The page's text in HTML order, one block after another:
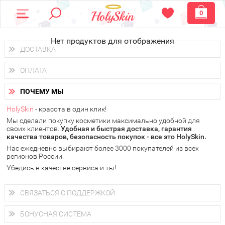
0
Нет продуктов для отображения
ДОСТАВКА
Доставка осуществляетсяпо всем городам России.
Вы можете выбрать доставку курьером, Почтой России или
получить заказ в пунктах выдачи PickPoint или пункте
самовывоза.
В 20 городах России доставка осуществляется ужена
следующий день.
у Вас всегда есть возможность получитьбесплатную
доставку от HolySkin.
подробнее об условиях доставки и оплаты в Вашем городе
ОПЛАТА
Вы можете оплатить свой заказ любым удобным способом:
наличными деньгами (
через интернет-банк (Альфа-банк, Сбербанк) и другими
электронными способами.
ПОЧЕМУ МЫ
HolySkin - красота в один клик!
Мы сделали покупку косметики максимально удобной для
своих клиентов. Удобная и быстрая доставка, гарантия
качества товаров, безопасность покупок - все это HolySkin.
Нас ежедневно выбирают более 3000 покупателей из всех
регионов России.
Убедись в качестве сервиса и ты!
СВЯЗАТЬСЯ С ПОДДЕРЖКОЙ
+7 (800) 707-24-55
Мы будем рады ответить на все Ваши вопросы по работе
магазина, проконсультировать по товарам, рассказать о
БОНУСНАЯ СИСТЕМА